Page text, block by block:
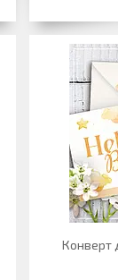
Конверт